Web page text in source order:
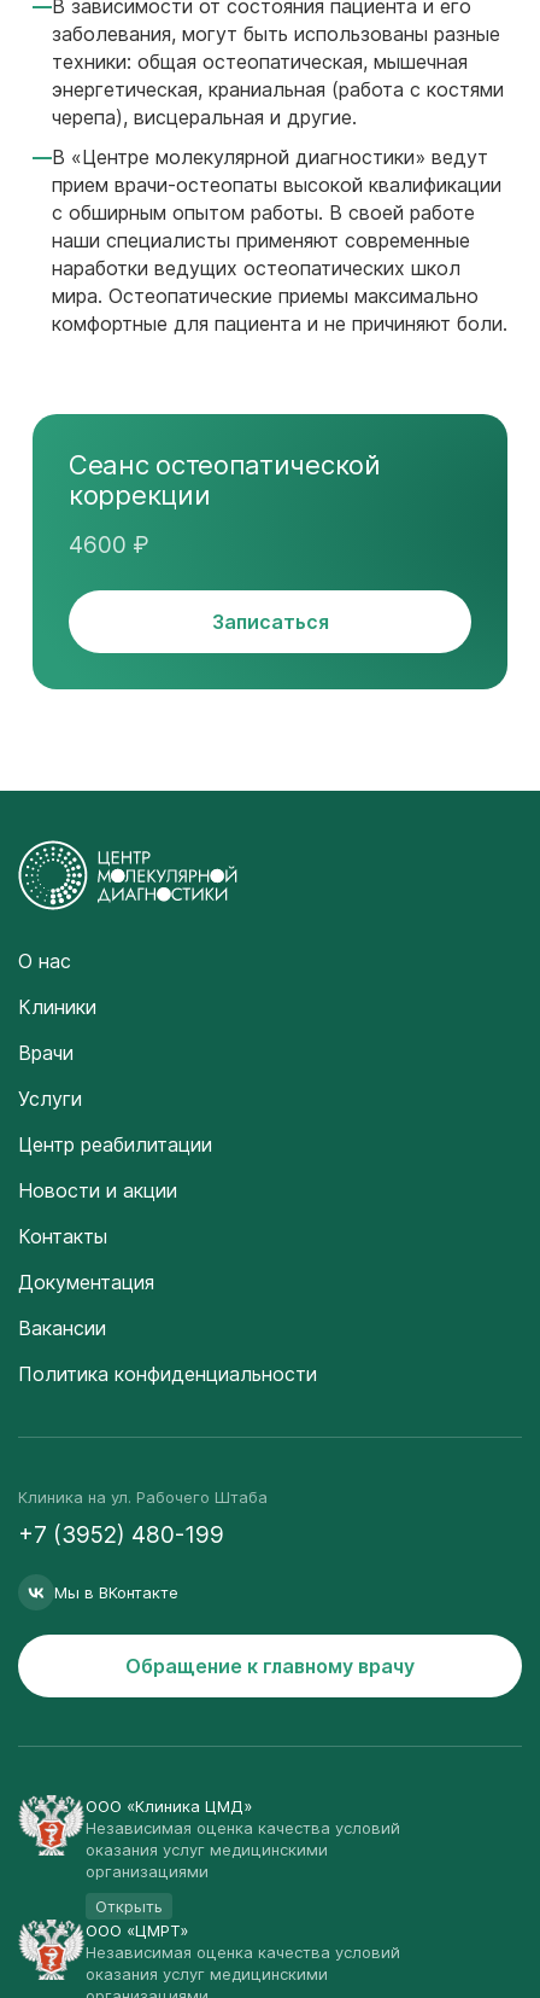
В зависимости от состояния пациента и его
заболевания, могут быть использованы разные
техники: общая остеопатическая, мышечная
энергетическая, краниальная (работа с костями
черепа), висцеральная и другие.
В «Центре молекулярной диагностики» ведут
прием врачи-остеопаты высокой квалификации
с обширным опытом работы. В своей работе
наши специалисты применяют современные
наработки ведущих остеопатических школ
мира. Остеопатические приемы максимально
комфортные для пациента и не причиняют боли.
Сеанс остеопатической
коррекции
4600 ₽
Записаться
О нас
Клиники
Врачи
Услуги
Центр реабилитации
Новости и акции
Контакты
Документация
Вакансии
Политика конфиденциальности
Клиника на ул. Рабочего Штаба
+7 (3952) 480-199
Мы в ВКонтакте
Обращение к главному врачу
ООО «Клиника ЦМД»
Независимая оценка качества условий
оказания услуг медицинскими
организациями
Открыть
ООО «ЦМРТ»
Независимая оценка качества условий
оказания услуг медицинскими